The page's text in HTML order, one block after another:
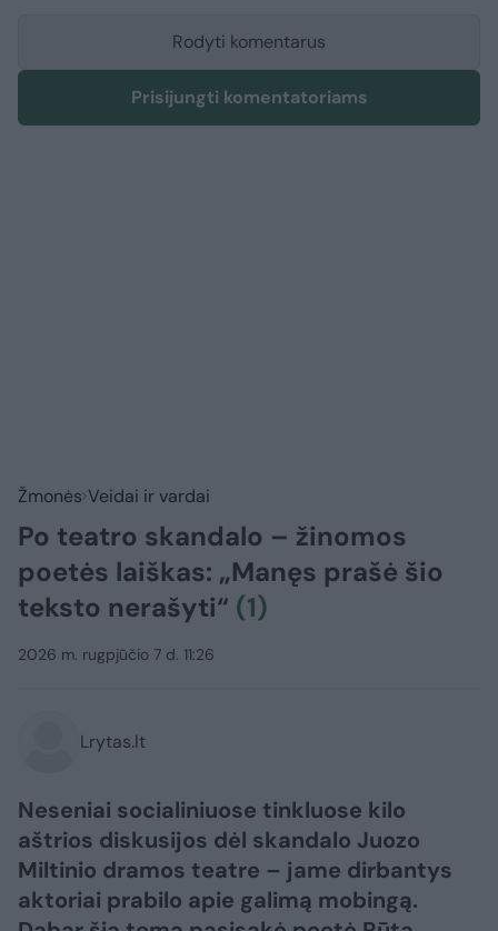
Rodyti komentarus
Prisijungti komentatoriams
Žmonės Veidai ir vardai
Po teatro skandalo – žinomos
poetės laiškas: „Manęs prašė šio
teksto nerašyti“ (1)
2026 m. rugpjūčio 7 d. 11:26
Lrytas.lt
Neseniai socialiniuose tinkluose kilo
aštrios diskusijos dėl skandalo Juozo
Miltinio dramos teatre – jame dirbantys
aktoriai prabilo apie galimą mobingą.